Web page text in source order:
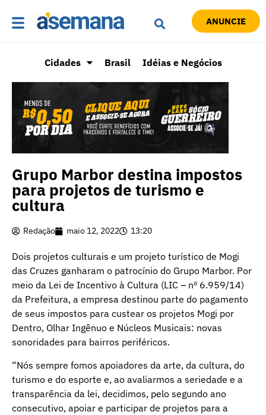
ANUNCIE
Cidades Brasil Idéias e Negócios
Grupo Marbor destina impostos
para projetos de turismo e
cultura
Redação maio 12, 2022 13:20
Dois projetos culturais e um projeto turístico de Mogi
das Cruzes ganharam o patrocínio do Grupo Marbor. Por
meio da Lei de Incentivo à Cultura (LIC – nº 6.959/14)
da Prefeitura, a empresa destinou parte do pagamento
de seus impostos para custear os projetos Mogi por
Dentro, Olhar Ingênuo e Núcleos Musicais: novas
sonoridades para bairros periféricos.
“Nós sempre fomos apoiadores da arte, da cultura, do
turismo e do esporte e, ao avaliarmos a seriedade e a
transparência da lei, decidimos, pelo segundo ano
consecutivo, apoiar e participar de projetos para a